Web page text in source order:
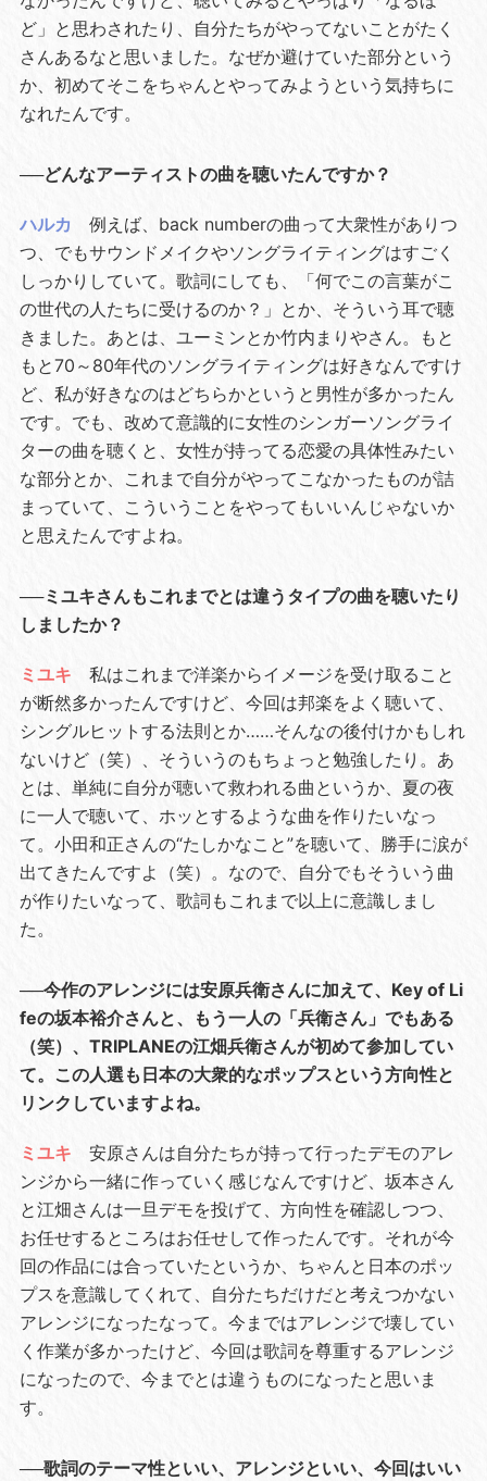
ど」と思わされたり、自分たちがやってないことがたく
さんあるなと思いました。なぜか避けていた部分という
か、初めてそこをちゃんとやってみようという気持ちに
なれたんです。
──どんなアーティストの曲を聴いたんですか？
ハルカ
例えば、back numberの曲って大衆性がありつ
つ、でもサウンドメイクやソングライティングはすごく
しっかりしていて。歌詞にしても、「何でこの言葉がこ
の世代の人たちに受けるのか？」とか、そういう耳で聴
きました。あとは、ユーミンとか竹内まりやさん。もと
もと70～80年代のソングライティングは好きなんですけ
ど、私が好きなのはどちらかというと男性が多かったん
です。でも、改めて意識的に女性のシンガーソングライ
ターの曲を聴くと、女性が持ってる恋愛の具体性みたい
な部分とか、これまで自分がやってこなかったものが詰
まっていて、こういうことをやってもいいんじゃないか
と思えたんですよね。
──ミユキさんもこれまでとは違うタイプの曲を聴いたり
しましたか？
ミユキ
私はこれまで洋楽からイメージを受け取ること
が断然多かったんですけど、今回は邦楽をよく聴いて、
シングルヒットする法則とか……そんなの後付けかもしれ
ないけど（笑）、そういうのもちょっと勉強したり。あ
とは、単純に自分が聴いて救われる曲というか、夏の夜
に一人で聴いて、ホッとするような曲を作りたいなっ
て。小田和正さんの“たしかなこと”を聴いて、勝手に涙が
出てきたんですよ（笑）。なので、自分でもそういう曲
が作りたいなって、歌詞もこれまで以上に意識しまし
た。
──今作のアレンジには安原兵衛さんに加えて、Key of Li
feの坂本裕介さんと、もう一人の「兵衛さん」でもある
（笑）、TRIPLANEの江畑兵衛さんが初めて参加してい
て。この人選も日本の大衆的なポップスという方向性と
リンクしていますよね。
ミユキ
安原さんは自分たちが持って行ったデモのアレ
ンジから一緒に作っていく感じなんですけど、坂本さん
と江畑さんは一旦デモを投げて、方向性を確認しつつ、
お任せするところはお任せして作ったんです。それが今
回の作品には合っていたというか、ちゃんと日本のポッ
プスを意識してくれて、自分たちだけだと考えつかない
アレンジになったなって。今まではアレンジで壊してい
く作業が多かったけど、今回は歌詞を尊重するアレンジ
になったので、今までとは違うものになったと思いま
す。
──歌詞のテーマ性といい、アレンジといい、今回はいい